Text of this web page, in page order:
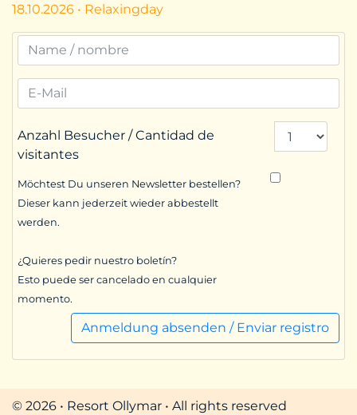
18.10.2026 • Relaxingday
Anzahl Besucher / Cantidad de
visitantes
Möchtest Du unseren Newsletter bestellen?
Dieser kann jederzeit wieder abbestellt
werden.
¿Quieres pedir nuestro boletín?
Esto puede ser cancelado en cualquier
momento.
Anmeldung absenden / Enviar registro
© 2026 • Resort Ollymar • All rights reserved